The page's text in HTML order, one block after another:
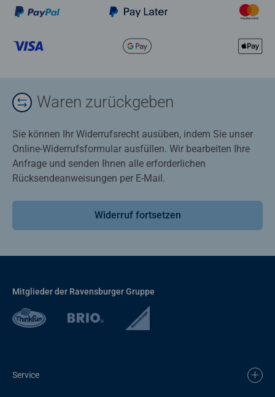
Waren zurückgeben
Sie können Ihr Widerrufsrecht ausüben, indem Sie unser
Online-Widerrufsformular ausfüllen. Wir bearbeiten Ihre
Anfrage und senden Ihnen alle erforderlichen
Rücksendeanweisungen per E-Mail.
Widerruf fortsetzen
Mitglieder der Ravensburger Gruppe
Service